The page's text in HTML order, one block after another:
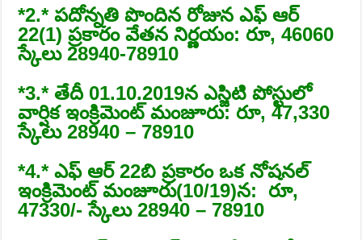
*2.* పదోన్నతి పొందిన రోజున ఎఫ్ ఆర్
22(1) ప్రకారం వేతన నిర్ణయం: రూ, 46060
స్కేలు 28940-78910
*3.* తేదీ 01.10.2019న ఎస్జిటి పోస్టులో
వార్షిక ఇంక్రిమెంట్ మంజూరు: రూ, 47,330
స్కేలు 28940 – 78910
*4.* ఎఫ్ ఆర్ 22బి ప్రకారం ఒక నోషనల్
ఇంక్రిమెంట్ మంజూరు(10/19)న: రూ,
47330/- స్కేలు 28940 – 78910